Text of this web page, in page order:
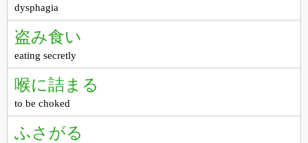
dysphagia
盗み食い
eating secretly
喉に詰まる
to be choked
ふさがる